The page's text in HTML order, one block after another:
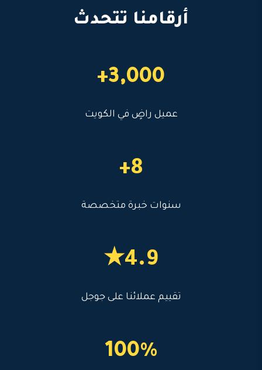
أرقامنا تتحدث
3,000+
عميل راضٍ في الكويت
8+
سنوات خبرة متخصصة
4.9★
تقييم عملائنا على جوجل
100%